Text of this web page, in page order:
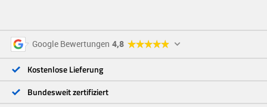
Google Bewertungen 4,8
4 Sterne
3 Sterne
<1 %
2 Sterne
1 Stern
<1 %
Kostenlose Lieferung
Bundesweit zertifiziert